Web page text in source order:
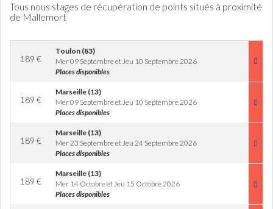
Tous nous stages de récupération de points situés à proximité
de Mallemort
189 €
Toulon (83)
Mer 09 Septembre et Jeu 10 Septembre 2026
Places disponibles
189 €
Marseille (13)
Mer 09 Septembre et Jeu 10 Septembre 2026
Places disponibles
189 €
Marseille (13)
Mer 23 Septembre et Jeu 24 Septembre 2026
Places disponibles
189 €
Marseille (13)
Mer 14 Octobre et Jeu 15 Octobre 2026
Places disponibles